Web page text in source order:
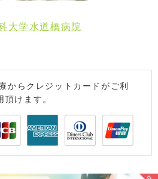
大学水道橋病院
からクレジットカードがご利
頂けます。